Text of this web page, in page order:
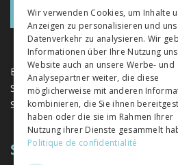
Eine einzigartige Plattform für
Schweizer Verlagen im Bereich der
Sozialwissenschaften herausgegeben
SITEMAP
Wir verwenden Cookies, um Inhalte
Anzeigen zu personalisieren und
Datenverkehr zu analysieren. Wir
Informationen über Ihre Nutzung
Website auch an unsere Werbe- und
Analysepartner weiter, die diese
möglicherweise mit anderen
kombinieren, die Sie ihnen
haben oder die sie im Rahmen Ihrer
Nutzung ihrer Dienste gesammelt
Politique de confidentialité